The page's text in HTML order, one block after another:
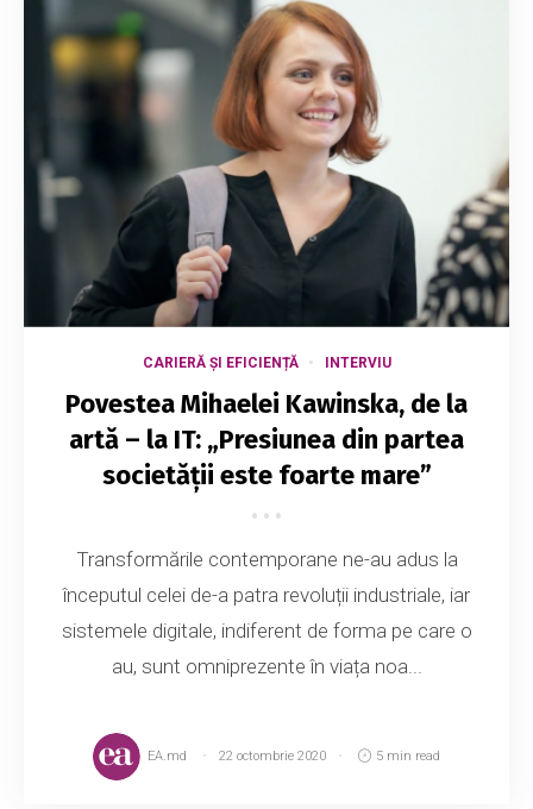
CARIERĂ ȘI EFICIENȚĂ INTERVIU
Povestea Mihaelei Kawinska, de la
artă – la IT: „Presiunea din partea
societății este foarte mare”
Transformările contemporane ne-au adus la
începutul celei de-a patra revoluții industriale, iar
sistemele digitale, indiferent de forma pe care o
au, sunt omniprezente în viața noa...
EA.md 22 octombrie 2020 5 min read